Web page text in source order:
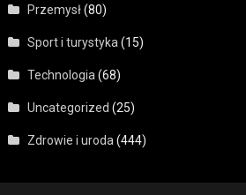
Przemysł(80)
Sport i turystyka(15)
Technologia(68)
Uncategorized (25)
Zdrowie i uroda(444)